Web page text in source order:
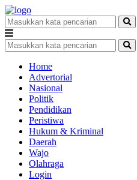
Home
Advertorial
Nasional
Politik
Pendidikan
Peristiwa
Hukum & Kriminal
Daerah
Wajo
Olahraga
Login